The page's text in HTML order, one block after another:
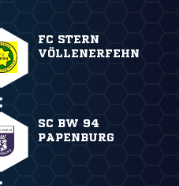
FC STERN
VÖLLENERFEHN
SC BW 94
PAPENBURG